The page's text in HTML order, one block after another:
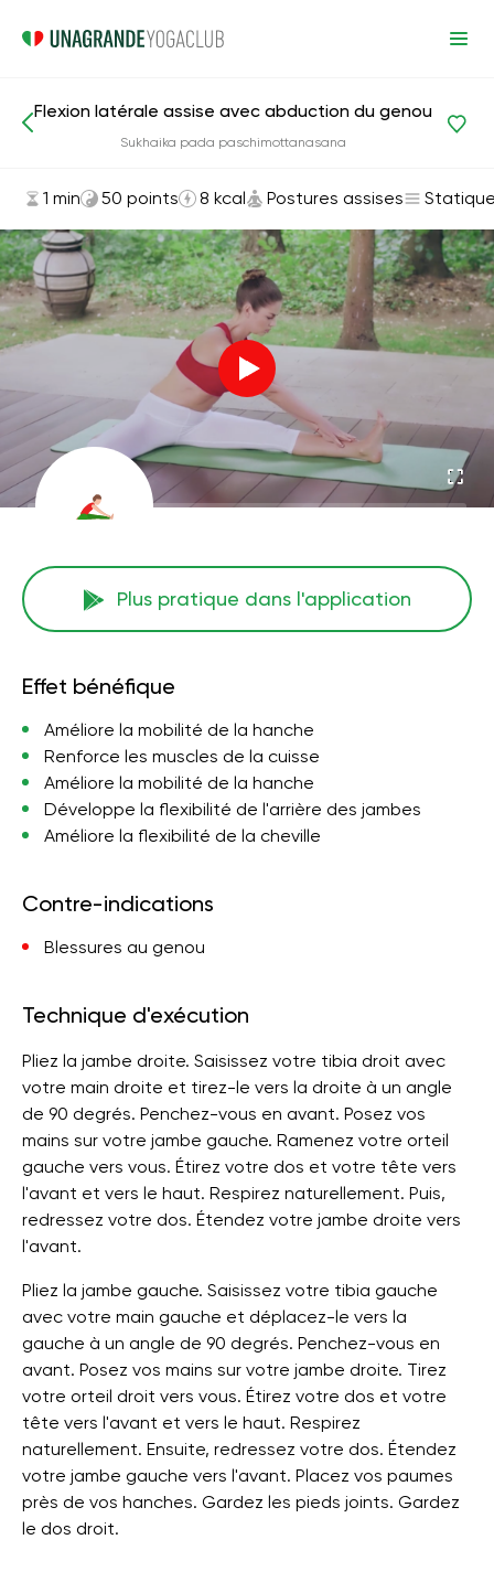
Asanas et exercices Postures assises
Flexion latérale assise avec abduction du genou
Sukhaika pada paschimottanasana
1 min 50 points 8 kcal Postures assises
Plus pratique dans l'application
Effet bénéfique
Améliore la mobilité de la hanche
Renforce les muscles de la cuisse
Améliore la mobilité de la hanche
Développe la flexibilité de l'arrière des jambes
Améliore la flexibilité de la cheville
Contre-indications
Blessures au genou
Technique d'exécution
Pliez la jambe droite. Saisissez votre tibia droit avec
votre main droite et tirez-le vers la droite à un angle
de 90 degrés. Penchez-vous en avant. Posez vos
mains sur votre jambe gauche. Ramenez votre orteil
gauche vers vous. Étirez votre dos et votre tête vers
l'avant et vers le haut. Respirez naturellement. Puis,
redressez votre dos. Étendez votre jambe droite vers
l'avant.
Pliez la jambe gauche. Saisissez votre tibia gauche
avec votre main gauche et déplacez-le vers la
gauche à un angle de 90 degrés. Penchez-vous en
avant. Posez vos mains sur votre jambe droite. Tirez
votre orteil droit vers vous. Étirez votre dos et votre
tête vers l'avant et vers le haut. Respirez
naturellement. Ensuite, redressez votre dos. Étendez
votre jambe gauche vers l'avant. Placez vos paumes
près de vos hanches. Gardez les pieds joints. Gardez
le dos droit.